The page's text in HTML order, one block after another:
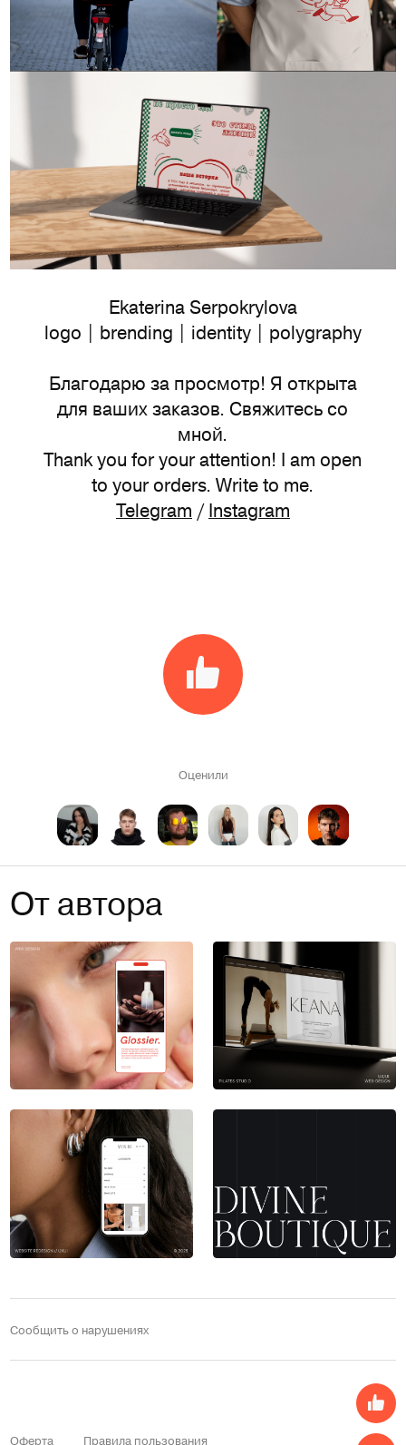
Ekaterina Serpokrylova
logo | brending | identity | polygraphy
Благодарю за просмотр! Я открыта
для ваших заказов. Свяжитесь со
мной.
Thank you for your attention! I am open
to your orders. Write to me.
Telegram /Instagram
Оценили
От автора
Сообщить о нарушениях
Оферта Правила пользования